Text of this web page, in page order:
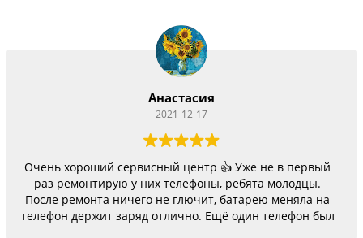
Анастасия
2021-12-17
Очень хороший сервисный центр 👍 Уже не в первый
раз ремонтирую у них телефоны, ребята молодцы.
После ремонта ничего не глючит, батарею меняла на
телефон держит заряд отлично. Ещё один телефон был